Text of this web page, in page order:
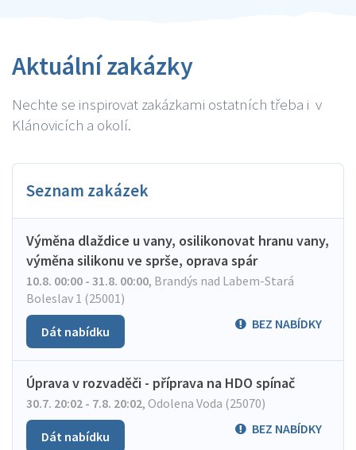
Aktuální zakázky
Nechte se inspirovat zakázkami ostatních třeba i v
Klánovicích a okolí.
Seznam zakázek
Výměna dlaždice u vany, osilikonovat hranu vany,
výměna silikonu ve sprše, oprava spár
10.8. 00:00 - 31.8. 00:00, Brandýs nad Labem-Stará
Boleslav 1 (25001)
BEZ NABÍDKY
Dát nabídku
Úprava v rozvaděči - příprava na HDO spínač
30.7. 20:02 - 7.8. 20:02, Odolena Voda (25070)
BEZ NABÍDKY
Dát nabídku